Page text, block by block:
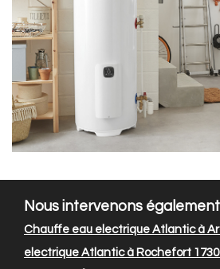
Nous intervenons également
Chauffe eau electrique Atlantic à
electrique Atlantic à Rochefort